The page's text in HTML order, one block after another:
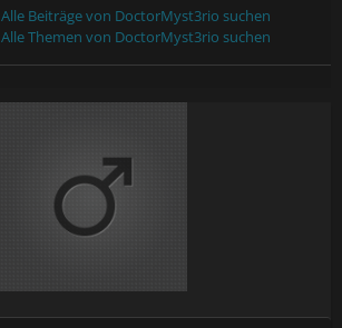
Alle Beiträge von DoctorMyst3rio suchen
Alle Themen von DoctorMyst3rio suchen